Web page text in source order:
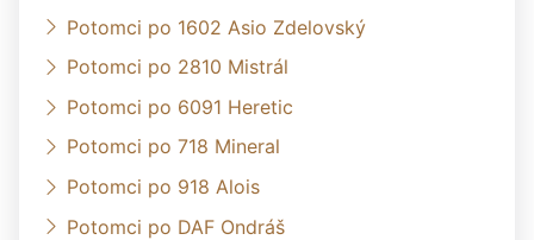
Potomci po 1602 Asio Zdelovský
Potomci po 2810 Mistrál
Potomci po 6091 Heretic
Potomci po 718 Mineral
Potomci po 918 Alois
Potomci po DAF Ondráš